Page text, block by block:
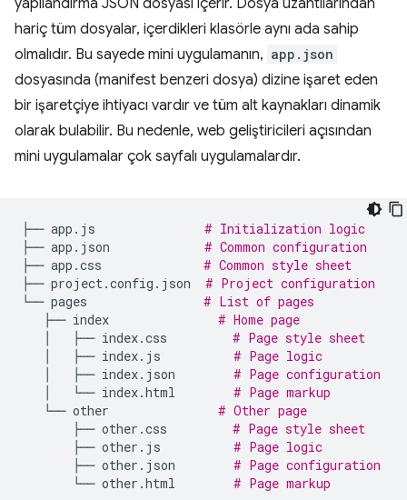
yapılandırma JSON dosyası içerir. Dosya uzantılarından
hariç tüm dosyalar, içerdikleri klasörle aynı ada sahip
olmalıdır. Bu sayede mini uygulamanın, app.json
dosyasında (manifest benzeri dosya) dizine işaret eden
bir işaretçiye ihtiyacı vardır ve tüm alt kaynakları dinamik
olarak bulabilir. Bu nedenle, web geliştiricileri açısından
mini uygulamalar çok sayfalı uygulamalardır.
├── app.js
# Initialization logic
├── app.json
# Common configuration
├── app.css
# Common style sheet
├── project.config.json
# Project configuration
└── pages
# List of pages
├── index
# Home page
├── index.css
# Page style sheet
├── index.js
# Page logic
├── index.json
# Page configuration
└── index.html
# Page markup
└── other
# Other page
├── other.css
# Page style sheet
├── other.js
# Page logic
├── other.json
# Page configuration
└── other.html # Page markup